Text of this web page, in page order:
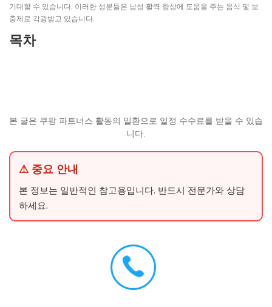
기대할 수 있습니다. 이러한 성분들은 남성 활력 향상에 도움을 주는 음식 및 보
충제로 각광받고 있습니다.
목차
본 글은 쿠팡 파트너스 활동의 일환으로 일정 수수료를 받을 수 있습
니다.
⚠ 중요 안내
본 정보는 일반적인 참고용입니다. 반드시 전문가와 상담
하세요.